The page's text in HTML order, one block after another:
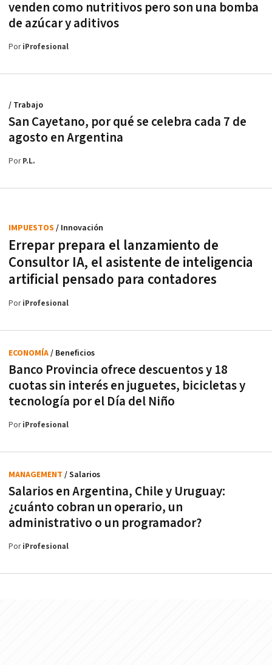
venden como nutritivos pero son una bomba
de azúcar y aditivos
PoriProfesional
San Cayetano, por qué se celebra cada 7 de
agosto en Argentina
/ Trabajo
PorP.L.
Errepar prepara el lanzamiento de
Consultor IA, el asistente de inteligencia
artificial pensado para contadores
IMPUESTOS / Innovación
PoriProfesional
Banco Provincia ofrece descuentos y 18
cuotas sin interés en juguetes, bicicletas y
tecnología por el Día del Niño
ECONOMÍA/ Beneficios
PoriProfesional
Salarios en Argentina, Chile y Uruguay:
¿cuánto cobran un operario, un
administrativo o un programador?
MANAGEMENT / Salarios
PoriProfesional